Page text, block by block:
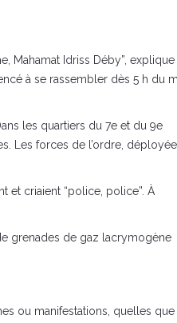
Mahamat Idriss Déby”, explique
à se rassembler dès 5 h du
les quartiers du 7e et du 9e
Les forces de l’ordre,
et criaient “police, police”. À
grenades de gaz lacrymogène
ou manifestations, quelles